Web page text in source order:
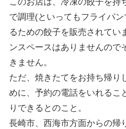
このお店は、冷凍の餃子を持
で調理(といってもフライパ
るための餃子を販売されてい
ンスペースはありませんので
きません。
ただ、焼きたてをお持ち帰り
めに、予約の電話をいれるこ
りできるとのこと。
長崎市、西海市方面からの帰